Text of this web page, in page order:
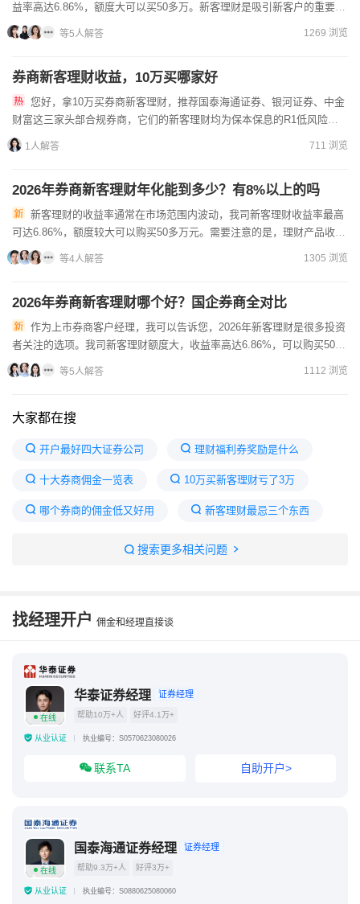
益率高达6.86%，额度大可以买50多万。新客理财是吸引新客户的重要产
品，安全性较高但额度有限。如果您对新客理财或其...
等5人解答 1269 浏览
券商新客理财收益，10万买哪家好
财富这三家头部合规券商，它们的新客理财均为保本保息的R1低风险固
定收益凭证，受证监会严格监管，10万资金能完美匹配产品额度...
1人解答 711 浏览
2026年券商新客理财年化能到多少？有8%以上的吗
可达6.86%，额度较大可以购买50多万元。需要注意的是，理财产品收益
与市场环境和投资期限相关，8%以上的收益率在当前市场环...
等4人解答 1305 浏览
2026年券商新客理财哪个好？国企券商全对比
者关注的选项。我司新客理财额度大，收益率高达6.86%，可以购买50多
万元。不同券商的新客产品各有特点，收益率和期限会有...
等5人解答 1112 浏览
大家都在搜
开户最好四大证券公司 理财福利券奖励是什么
十大券商佣金一览表 10万买新客理财亏了3万
哪个券商的佣金低又好用 新客理财最忌三个东西
买新客理财亏了20万怎么赔
搜索更多相关问题
找经理开户 佣金和经理直接谈
在线
华泰证券经理 证券经理
帮助10万+人 好评4.1万+
从业认证 执业编号：S0570623080026
联系TA 自助开户>
在线
国泰海通证券经理 证券经理
帮助9.3万+人 好评3万+
从业认证 执业编号：S0880625080060